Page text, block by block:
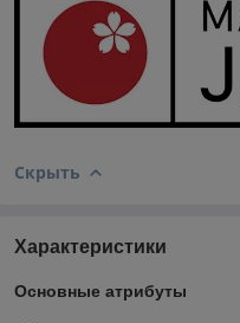
Скрыть
Характеристики
Основные атрибуты